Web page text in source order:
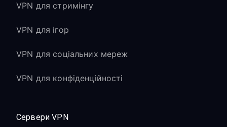
VPN для стримінгу
VPN для ігор
VPN для соціальних мереж
VPN для конфіденційності
Сервери VPN